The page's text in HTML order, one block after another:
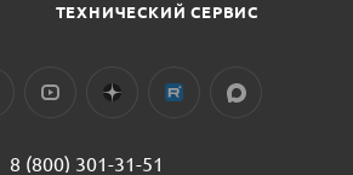
ТЕХНИЧЕСКИЙ СЕРВИС
8 (800) 301-31-51